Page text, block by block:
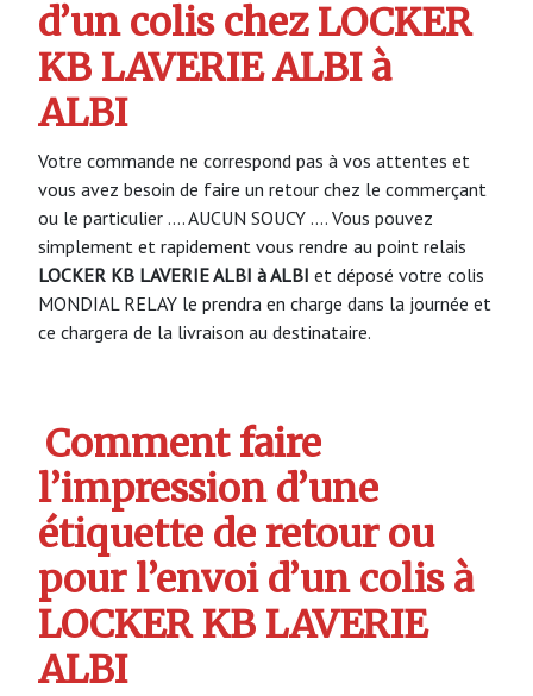
d’un colis chez LOCKER
KB LAVERIE ALBI à
ALBI
Votre commande ne correspond pas à vos attentes et
vous avez besoin de faire un retour chez le commerçant
ou le particulier …. AUCUN SOUCY …. Vous pouvez
simplement et rapidement vous rendre au point relais
LOCKER KB LAVERIE ALBI à ALBI et déposé votre colis
MONDIAL RELAY le prendra en charge dans la journée et
ce chargera de la livraison au destinataire.
Comment faire
l’impression d’une
étiquette de retour ou
pour l’envoi d’un colis à
LOCKER KB LAVERIE
ALBI